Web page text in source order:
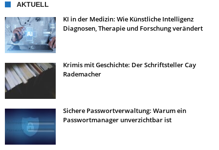
AKTUELL
KI in der Medizin: Wie Künstliche Intelligenz
Diagnosen, Therapie und Forschung verändert
Krimis mit Geschichte: Der Schriftsteller Cay
Rademacher
Sichere Passwortverwaltung: Warum ein
Passwortmanager unverzichtbar ist